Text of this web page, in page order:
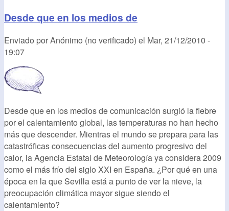
Desde que en los medios de
Enviado porAnónimo (no verificado) el Mar, 21/12/2010 -
19:07
Desde que en los medios de comunicación surgió la fiebre
por el calentamiento global, las temperaturas no han hecho
más que descender. Mientras el mundo se prepara para las
catastróficas consecuencias del aumento progresivo del
calor, la Agencia Estatal de Meteorología ya considera 2009
como el más frío del siglo XXI en España. ¿Por qué en una
época en la que Sevilla está a punto de ver la nieve, la
preocupación climática mayor sigue siendo el
calentamiento?